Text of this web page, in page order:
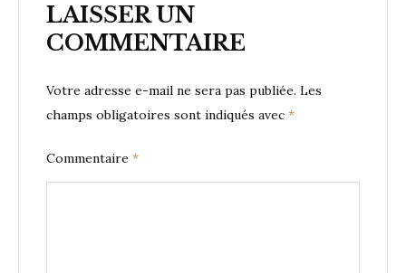
LAISSER UN
COMMENTAIRE
Votre adresse e-mail ne sera pas publiée. Les
champs obligatoires sont indiqués avec *
Commentaire *